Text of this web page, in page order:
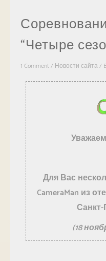
“Четыре
1 Comment / Новости сайта/
Для Вас
CameraMan из
(18